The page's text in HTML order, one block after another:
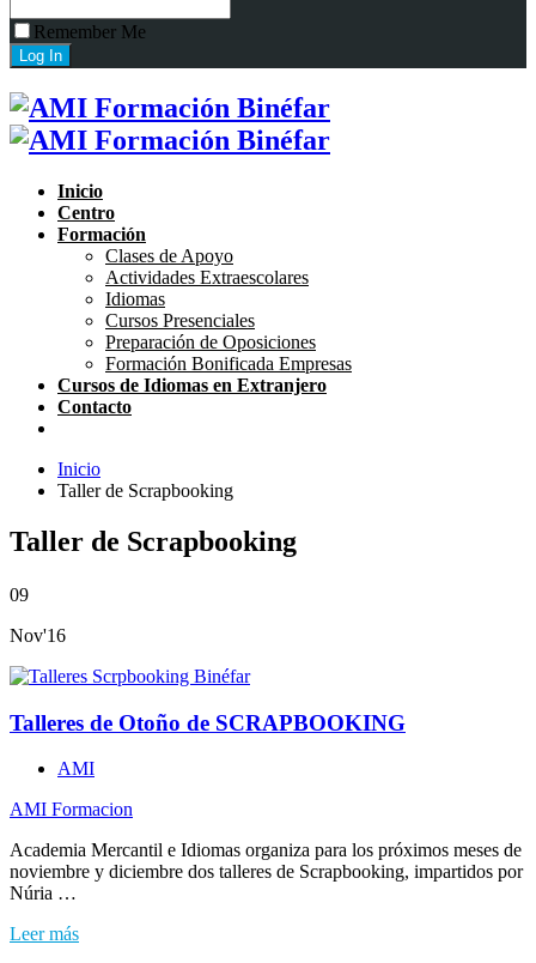
Remember Me
Inicio
Centro
Formación
Clases de Apoyo
Actividades Extraescolares
Idiomas
Cursos Presenciales
Preparación de Oposiciones
Formación Bonificada Empresas
Cursos de Idiomas en Extranjero
Contacto
Inicio
Taller de Scrapbooking
Taller de Scrapbooking
09
Nov'16
Talleres de Otoño de SCRAPBOOKING
AMI
AMI Formacion
Academia Mercantil e Idiomas organiza para los próximos meses de
noviembre y diciembre dos talleres de Scrapbooking, impartidos por
Núria …
Leer más